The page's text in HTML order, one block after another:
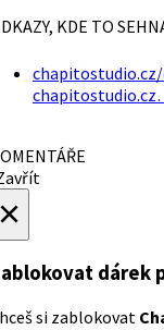
KDE TO
dárek
si zablokovat